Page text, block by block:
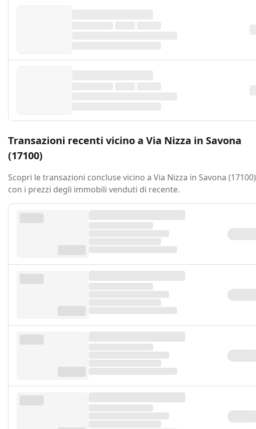
Transazioni recenti vicino a Via Nizza in Savona
(17100)
Scopri le transazioni concluse vicino a Via Nizza in Savona (17100)
con i prezzi degli immobili venduti di recente.